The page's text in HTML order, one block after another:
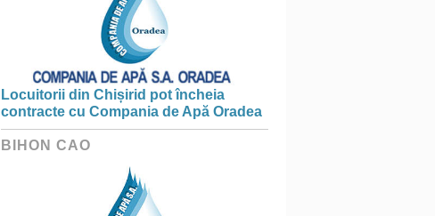
Locuitorii din Chișirid pot încheia
contracte cu Compania de Apă Oradea
BIHON CAO